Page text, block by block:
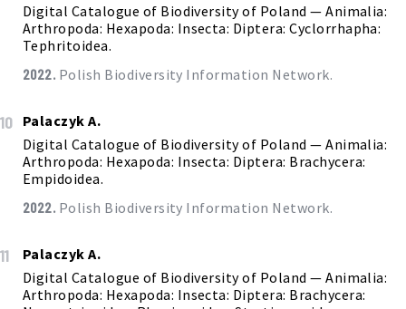
Digital Catalogue of Biodiversity of Poland — Animalia:
Arthropoda: Hexapoda: Insecta: Diptera: Cyclorrhapha:
Tephritoidea.
2022. Polish Biodiversity Information Network.
10 Palaczyk A.
Digital Catalogue of Biodiversity of Poland — Animalia:
Arthropoda: Hexapoda: Insecta: Diptera: Brachycera:
Empidoidea.
2022. Polish Biodiversity Information Network.
11
Palaczyk A.
Digital Catalogue of Biodiversity of Poland — Animalia:
Arthropoda: Hexapoda: Insecta: Diptera: Brachycera: